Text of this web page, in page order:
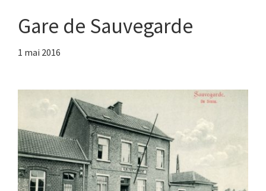
Gare de Sauvegarde
1 mai 2016